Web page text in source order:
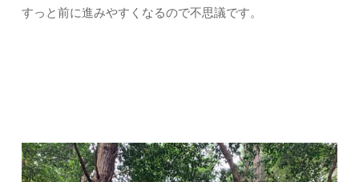
すっと前に進みやすくなるので不思議です。